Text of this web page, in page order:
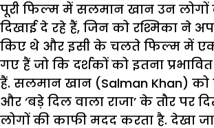
पूरी फिल्म में सलमान खान उन लोगों
दिखाई दे रहे हैं, जिन को रश्मिका ने
किए थे और इसी के चलते फिल्म में
गए हैं जो कि दर्शकों को इतना
हैं. सलमान खान (Salman Khan)
और ‘बड़े दिल वाला राजा’ के तौर पर
लोगों की काफी मदद करता है. देखा